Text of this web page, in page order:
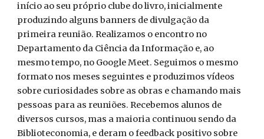
início ao seu próprio clube do livro, inicialmente
produzindo alguns banners de divulgação da
primeira reunião. Realizamos o encontro no
Departamento da Ciência da Informação e, ao
mesmo tempo, no Google Meet. Seguimos o mesmo
formato nos meses seguintes e produzimos vídeos
sobre curiosidades sobre as obras e chamando mais
pessoas para as reuniões. Recebemos alunos de
diversos cursos, mas a maioria continuou sendo da
Biblioteconomia, e deram o feedback positivo sobre